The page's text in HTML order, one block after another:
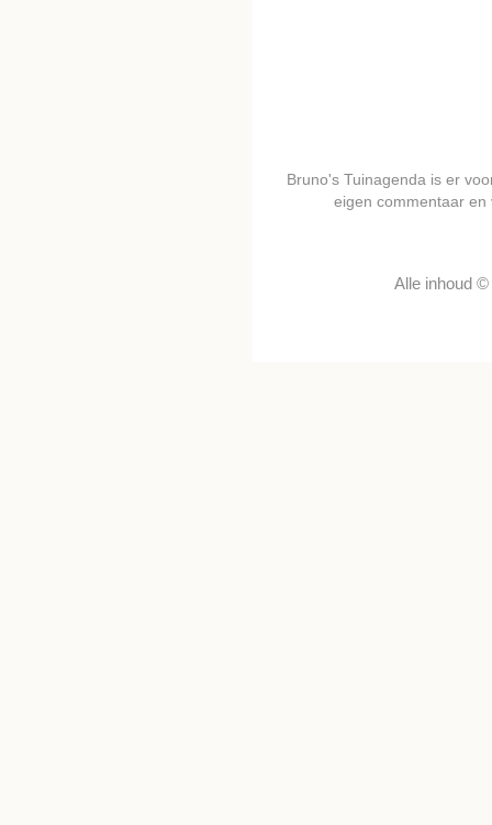
Bruno's Tuinagenda is er
eigen commentaar
Alle inhoud